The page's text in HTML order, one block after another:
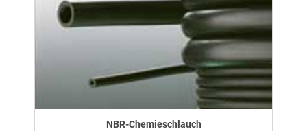
NBR-Chemieschlauch